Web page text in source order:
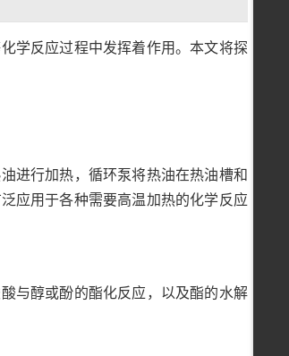
学反应过程中发挥着作用。本文将探
进行加热，循环泵将热油在热油槽和
应用于各种需要高温加热的化学反应
与醇或酚的酯化反应，以及酯的水解